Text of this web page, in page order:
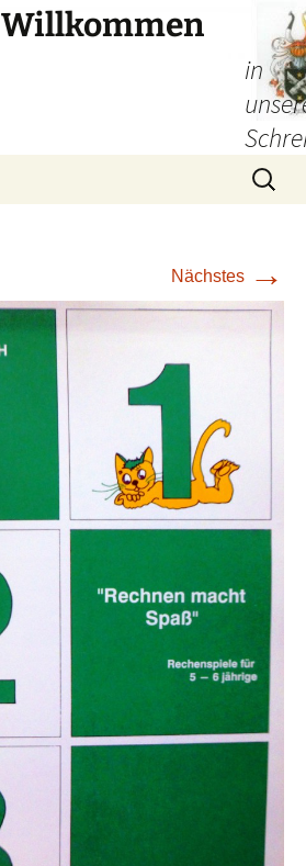
Willkommen
in
Suchen
nach:
Nächstes →